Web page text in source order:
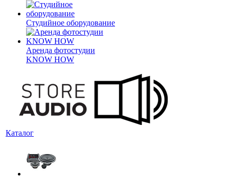
Студийное оборудование
Аренда фотостудии
KNOW HOW
Каталог